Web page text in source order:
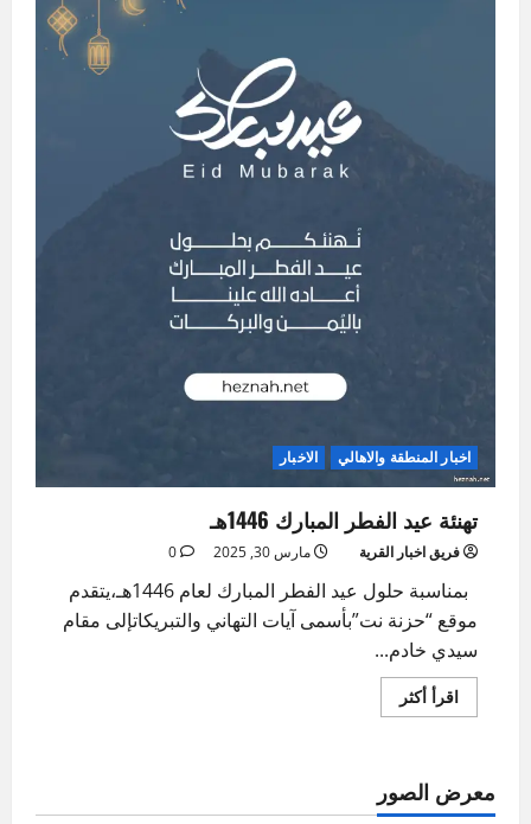
اخبار المنطقة والاهالي الاخبار
تهنئة عيد الفطر المبارك 1446هـ
فريق اخبار القرية مارس 30, 2025 0
بمناسبة حلول عيد الفطر المبارك لعام 1446هـ،يتقدم
موقع “حزنة نت”بأسمى آيات التهاني والتبريكاتإلى مقام
سيدي خادم...
اقرأ أكثر
المزيد
المبارك
1446هـ
معرض الصور